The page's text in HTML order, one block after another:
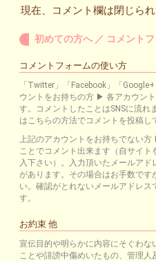
現在、コメント欄は閉じられ
初めての方へ ／ コメント
コメントフォームの使い方
「Twitter」「Facebook」「
ウントをお持ちの方 ▶ 各アカウン
す。コメントしたことはSNSに流れ
はこちらの方法でコメントを投稿し
上記のアカウントをお持ちでない
ことでコメント出来ます（自サイ
入下さい）。入力頂いたメールア
があります。その場合はお手数です
い。確認がとれないメールアドレス
す。
お約束 他
宣伝目的や明らかに内容にそぐわ
ことや誹謗中傷めいたもの、管理